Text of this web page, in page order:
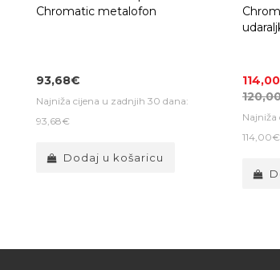
Chromatic metalofon
93,68€
Najniža cijena u zadnjih 30 dana:
93,68€
Dodaj u košaricu
Najniža
114,00€